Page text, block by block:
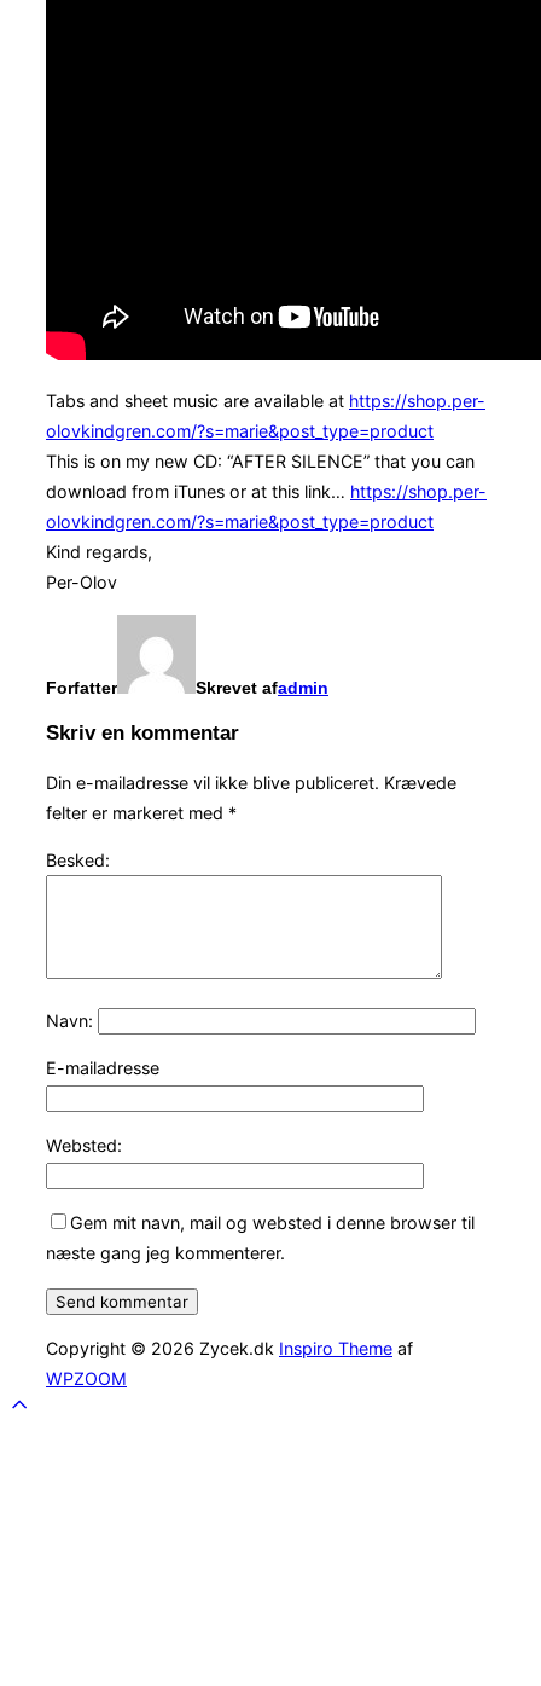
Tabs and sheet music are available at https://shop.per-
olovkindgren.com/?s=marie&post_type=product
This is on my new CD: “AFTER SILENCE” that you can
download from iTunes or at this link… https://shop.per-
olovkindgren.com/?s=marie&post_type=product
Kind regards,
Per-Olov
Forfatter Skrevet afadmin
Skriv en kommentar
Din e-mailadresse vil ikke blive publiceret. Krævede
felter er markeret med *
Besked:
Navn:
E-mailadresse
Websted:
Gem mit navn, mail og websted i denne browser til
næste gang jeg kommenterer.
Copyright © 2026 Zycek.dk Inspiro Theme af
WPZOOM